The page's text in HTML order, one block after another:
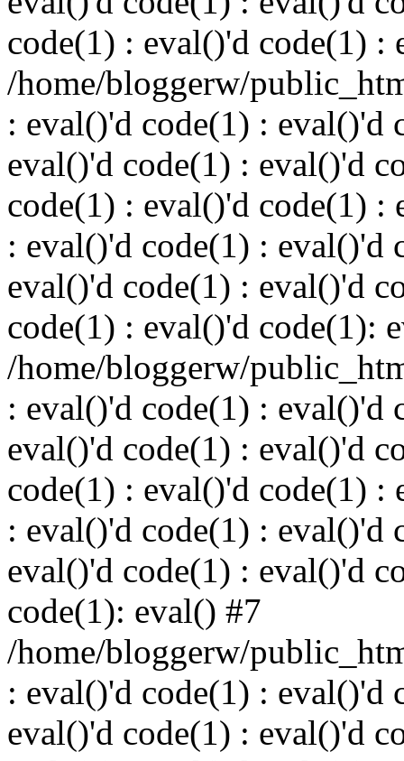
code(1) : eval()'d code(1) :
/home/bloggerw/
: eval()'d code(1) : eval()'d
eval()'d code(1) : eval()'d
code(1) : eval()'d code(1) :
: eval()'d code(1) : eval()'d
eval()'d code(1) : eval()'d
code(1) : eval()'d code(1):
/home/bloggerw/
: eval()'d code(1) : eval()'d
eval()'d code(1) : eval()'d
code(1) : eval()'d code(1) :
: eval()'d code(1) : eval()'d
eval()'d code(1) : eval()'d
code(1): eval() #7
/home/bloggerw/
: eval()'d code(1) : eval()'d
eval()'d code(1) : eval()'d